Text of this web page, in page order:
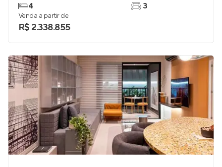
4
3
Venda a partir de
R$ 2.338.855